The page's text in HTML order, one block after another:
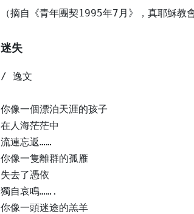
（摘自《青年團契1995年7月》，真耶穌教
迷失
/ 逸文
你像一個漂泊天涯的孩子
在人海茫茫中
流連忘返……
你像一隻離群的孤雁
失去了憑依
獨自哀鳴…….
你像一頭迷途的羔羊